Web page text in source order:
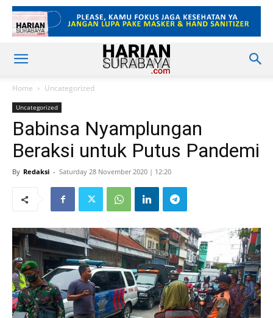
Home Uncategorized
Uncategorized
Babinsa Nyamplungan
Beraksi untuk Putus Pandemi
By Redaksi - Saturday 28 November 2020 | 12:20